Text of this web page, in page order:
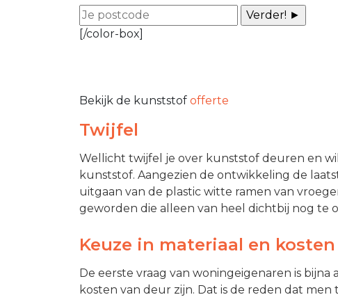
[/color-box]
Bekijk de kunststof offerte
Twijfel
Wellicht twijfel je over kunststof deuren en
kunststof. Aangezien de ontwikkeling de
uitgaan van de plastic witte ramen van
geworden die alleen van heel dichtbij nog te
Keuze in materiaal en kosten
De eerste vraag van woningeigenaren is
kosten van deur zijn. Dat is de reden dat